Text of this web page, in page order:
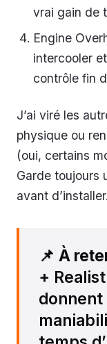
vrai gain de
Engine
intercooler
contrôle fin
J’ai viré les
physique ou
(oui, certains
Garde toujours
avant d’installer.
📌 À
+
donnent